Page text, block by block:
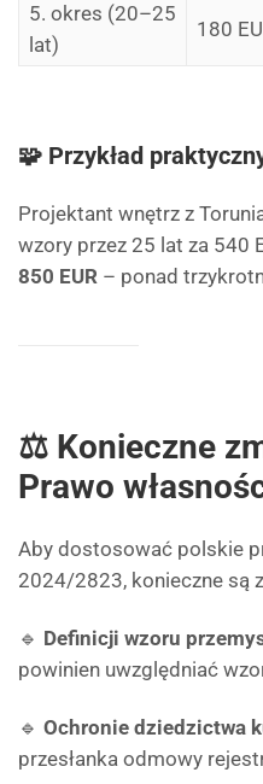
5. okres (20–25
lat)
180
🧩 Przykład
Projektant wnętrz z
wzory przez 25 lat za 540
850 EUR – ponad
⚖️ Konieczne
Prawo
Aby dostosować polskie
2024/2823, konieczne są
🔹 Definicji wzoru
powinien uwzględniać
🔹 Ochronie dziedzictwa
przesłanka odmowy